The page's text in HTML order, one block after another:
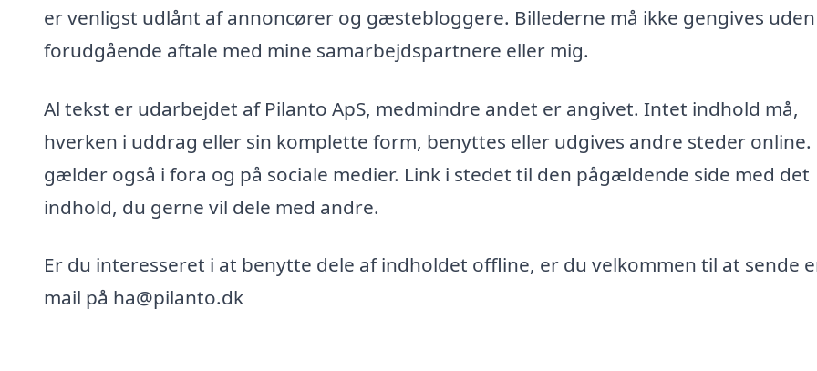
er venligst udlånt af annoncører og gæstebloggere. Billederne må ikke gengives uden
forudgående aftale med mine samarbejdspartnere eller mig.
Al tekst er udarbejdet af Pilanto ApS, medmindre andet er angivet. Intet indhold må,
hverken i uddrag eller sin komplette form, benyttes eller udgives andre steder
gælder også i fora og på sociale medier. Link i stedet til den pågældende side med det
indhold, du gerne vil dele med andre.
Er du interesseret i at benytte dele af indholdet offline, er du velkommen til at sende
mail på ha@pilanto.dk